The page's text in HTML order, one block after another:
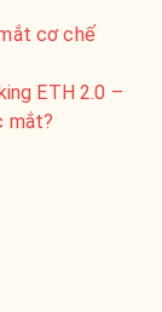
cơ chế
ETH 2.0 –
mắt?